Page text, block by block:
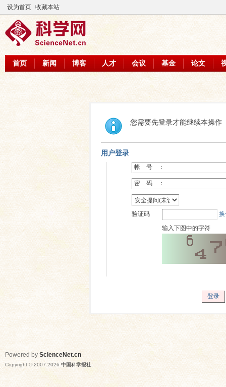
设为首页 收藏本站
首页 新闻 博客 人才 会议 基金 论文
您需要先登录才能继续本操作
用户登录
帐 号 ：
密 码 ：
验证码
输入下图中的字符
登录
Powered by ScienceNet.cn
Copyright © 2007-2026 中国科学报社